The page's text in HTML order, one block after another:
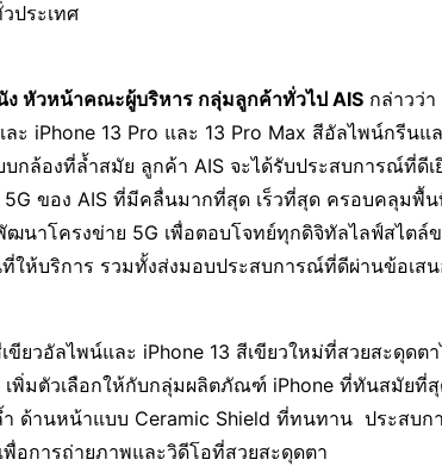
ประเทศ
ง หัวหน้าคณะผู้บริหาร กลุ่มลูกค้าทั่วไปAIS กล่าวว่า
ะ iPhone 13 Pro และ 13 Pro Max สีอัลไพน์กรีนแ
กล้องที่ล้ำสมัย ลูกค้า AIS จะได้รับประสบการณ์ที่ดีเ
5G ของ AIS ที่มีคลื่นมากที่สุด เร็วที่สุด ครอบคลุมพื้
นาโครงข่าย 5G เพื่อตอบโจทย์ทุกดิจิทัลไลฟ์สไตล์
ที่ให้บริการ รวมทั้งส่งมอบประสบการณ์ที่ดีผ่านข้อเส
ลไพน์และ iPhone 13 สีเขียวใหม่ที่สวยสะดุดตา
พิ่มตัวเลือกให้กับกลุ่มผลิตภัณฑ์ iPhone ที่ทันสมัยที่
ด้านหน้าแบบ Ceramic Shield ที่ทนทาน ประสบก
อการถ่ายภาพและวิดีโอที่สวยสะดุดตา